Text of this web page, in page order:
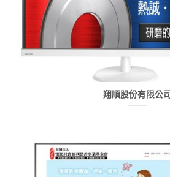
翔順股份有限公司